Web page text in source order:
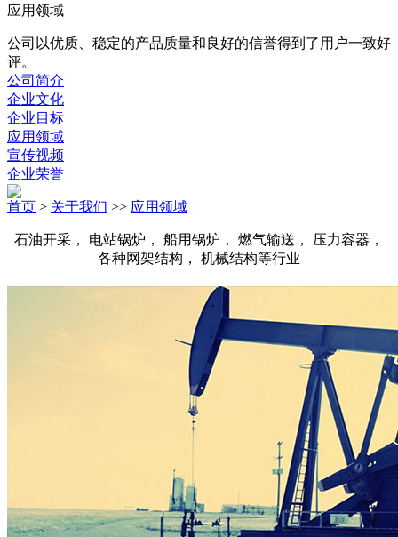
应用领域
公司以优质、稳定的产品质量和良好的信誉得到了用户一致好
评。
公司简介
企业文化
企业目标
应用领域
宣传视频
企业荣誉
首页 > 关于我们 >> 应用领域
石油开采， 电站锅炉， 船用锅炉， 燃气输送， 压力容器，
各种网架结构， 机械结构等行业